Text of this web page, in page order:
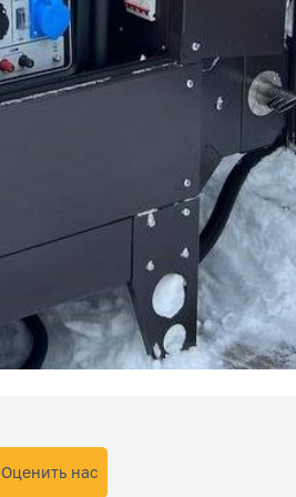
Оценить нас